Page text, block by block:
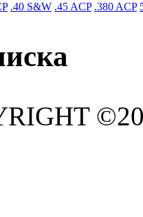
.40 S&W .45 ACP .380 ACP